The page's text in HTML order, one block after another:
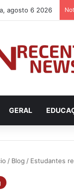
agosto 6 2026
GERAL
/ Blog / Estudantes